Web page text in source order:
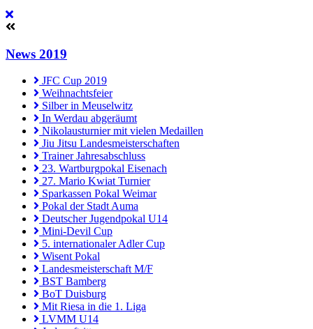
News 2019
JFC Cup 2019
Weihnachtsfeier
Silber in Meuselwitz
In Werdau abgeräumt
Nikolausturnier mit vielen Medaillen
Jiu Jitsu Landesmeisterschaften
Trainer Jahresabschluss
23. Wartburgpokal Eisenach
27. Mario Kwiat Turnier
Sparkassen Pokal Weimar
Pokal der Stadt Auma
Deutscher Jugendpokal U14
Mini-Devil Cup
5. internationaler Adler Cup
Wisent Pokal
Landesmeisterschaft M/F
BST Bamberg
BoT Duisburg
Mit Riesa in die 1. Liga
LVMM U14